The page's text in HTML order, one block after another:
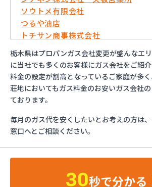
ソウトメ有限会社
つるや油店
トチサン商事株式会社
フジオックス株式会社 宇都宮営業所
マイシティプロパンガス
ミライフ株式会社 大田原店
烏山プロパン株式会社
烏山通運株式会社プロパンガス
益田屋プロパン有限会社
横川食販株式会社 一里販売所
横川食販株式会社一里販売所
河原実業株式会社 藤岡営業所
株式会社JAエルサポート LPガス総
栃木県はプロパンガス会社変更が盛んなエ
に当社でも多くのお客様にガス会社をご紹
料金の設定が割高となっているご家庭が多
荘地においてもガス料金のお安いガス会社
ております。
毎月のガス代を安くしたいとお考えの方は
窓口へとご相談ください。